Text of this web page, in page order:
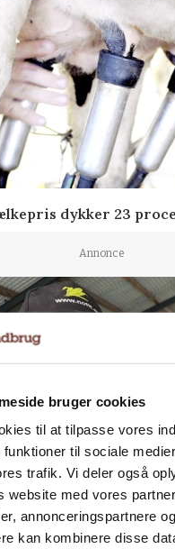
bruger cookies
til at tilpasse vores
til sociale
trafik. Vi deler også
website med vores
annonceringspartnere
kan kombinere disse
dykker 23
Annonce
I«:
vil demonstrere